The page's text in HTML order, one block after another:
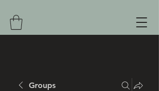
Groups